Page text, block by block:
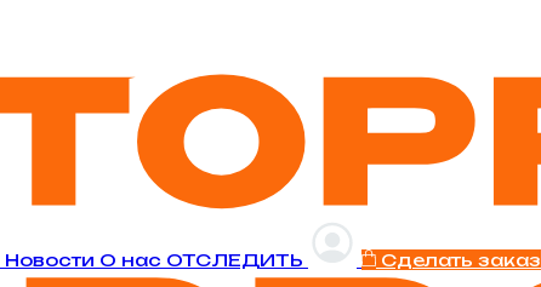
Новости O нас ОТСЛЕДИТЬ Сделать заказ